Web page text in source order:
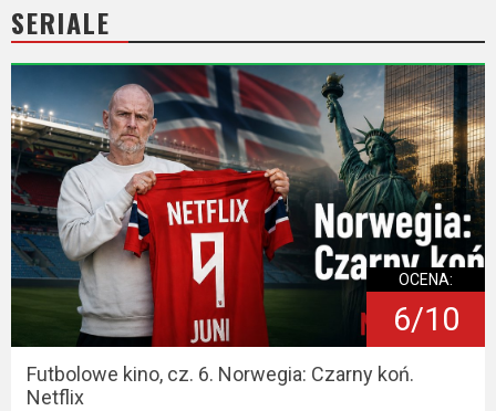
SERIALE
OCENA:
6/10
Futbolowe kino, cz. 6. Norwegia: Czarny koń.
Netflix